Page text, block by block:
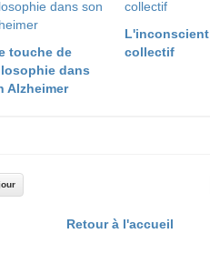
touche de
dans
Alzheimer
L'inconscient
collectif
Retour à l'accueil